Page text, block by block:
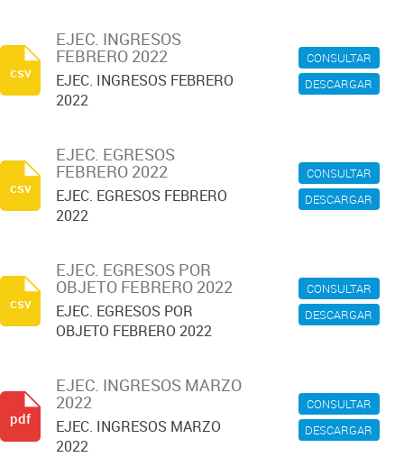
CONSULTAR
DESCARGAR
EJEC. INGRESOS
FEBRERO 2022
EJEC. INGRESOS FEBRERO
2022
csv
CONSULTAR
DESCARGAR
EJEC. EGRESOS
FEBRERO 2022
EJEC. EGRESOS FEBRERO
2022
csv
CONSULTAR
DESCARGAR
EJEC. EGRESOS POR
OBJETO FEBRERO 2022
EJEC. EGRESOS POR
OBJETO FEBRERO 2022
csv
CONSULTAR
DESCARGAR
EJEC. INGRESOS MARZO
2022
EJEC. INGRESOS MARZO
2022
pdf